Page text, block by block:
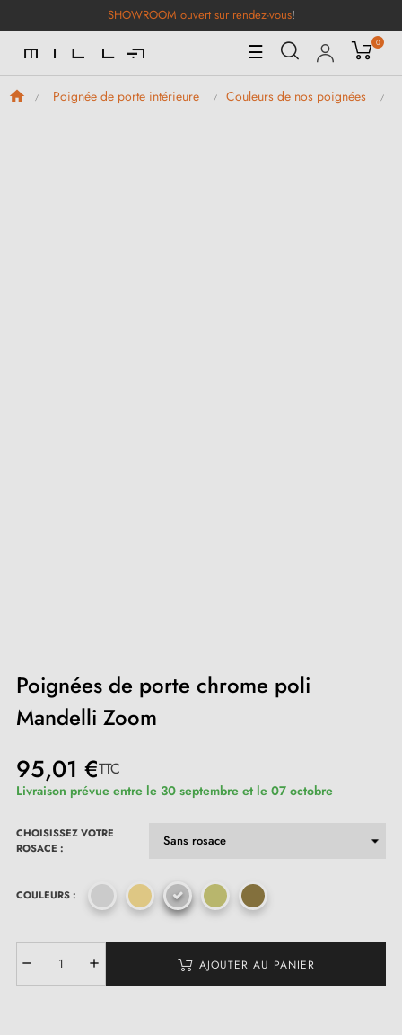
SHOWROOM ouvert sur rendez-vous!
Basculer
la
navigation
☰ 0
Poignée de porte intérieure Couleurs de nos poignées
Poignées de porte chrome poli
Mandelli Zoom
95,01 €TTC
Livraison prévue entre le 30 septembre et le 07 octobre
CHOISISSEZ VOTRE
ROSACE :
COULEURS :
AJOUTER AU PANIER